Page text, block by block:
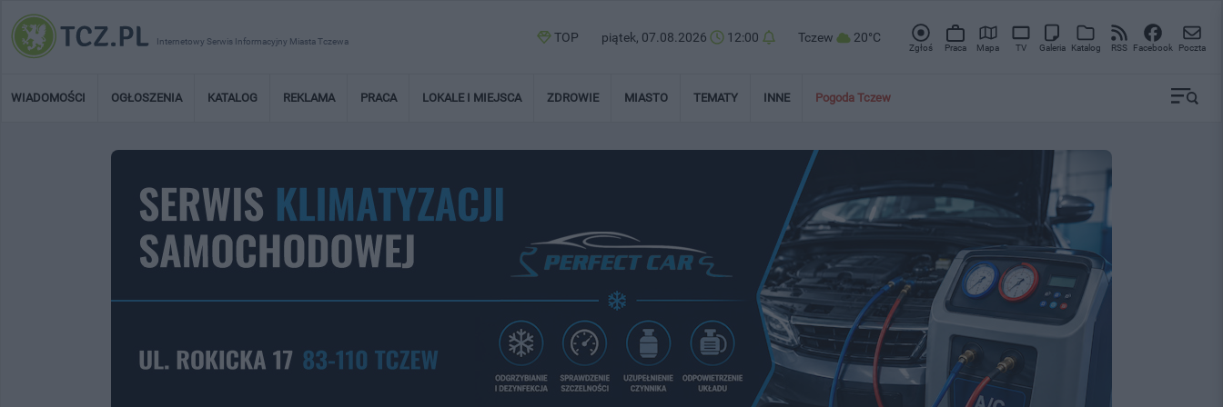
Internetowy Serwis Informacyjny Miasta Tczewa TOP piątek, 07.08.2026 12:00 Tczew 20°C
Zgłoś Praca Mapa TV Galeria Katalog RSS Facebook Poczta
WIADOMOŚCI OGŁOSZENIA KATALOG REKLAMA PRACA LOKALE I MIEJSCA ZDROWIE MIASTO TEMATY INNE Pogoda Tczew